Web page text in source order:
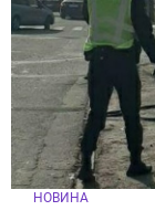
НОВИНА